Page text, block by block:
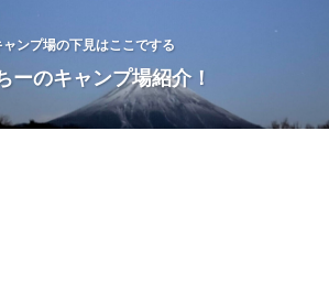
ャンプ場の下見はここでする
ーのキャンプ場紹介！